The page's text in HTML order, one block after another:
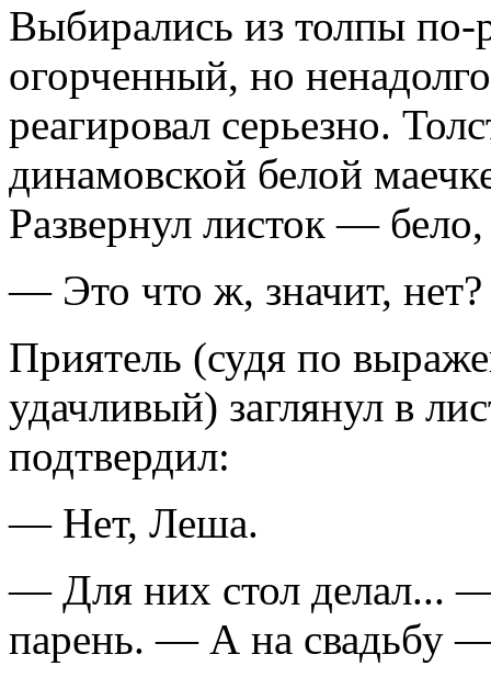
Выбирались из толпы
огорченный, но
реагировал серьезно.
динамовской белой
Развернул листок —
— Это что ж, значит, нет?
Приятель (судя по
удачливый) заглянул в
подтвердил:
— Нет, Леша.
— Для них стол делал...
парень. — А на свадьбу